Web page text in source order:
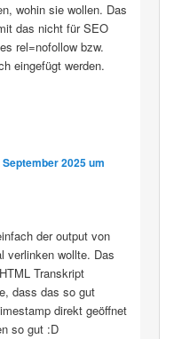
wohin sie wollen. Das
das nicht für SEO
rel=nofollow bzw.
eingefügt werden.
September 2025 um
der output von
verlinken wollte. Das
Transkript
dass das so gut
direkt geöffnet
so gut :D